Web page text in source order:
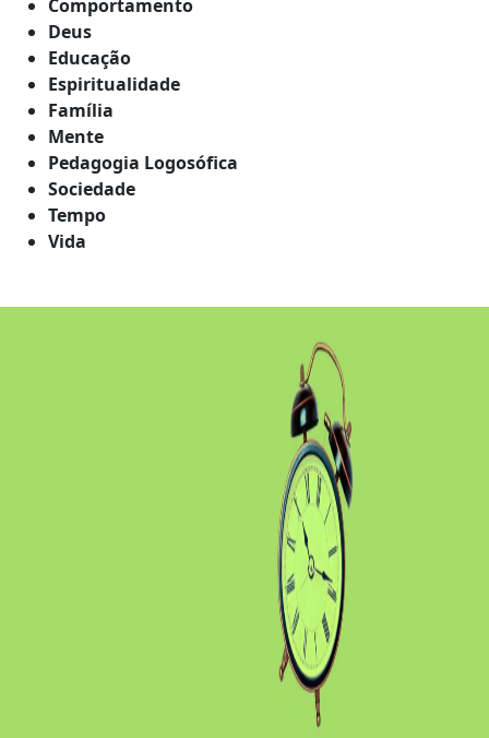
Comportamento
Deus
Educação
Espiritualidade
Família
Mente
Pedagogia Logosófica
Sociedade
Tempo
Vida